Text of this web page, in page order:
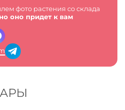
фото растения со склада
оно придет к вам